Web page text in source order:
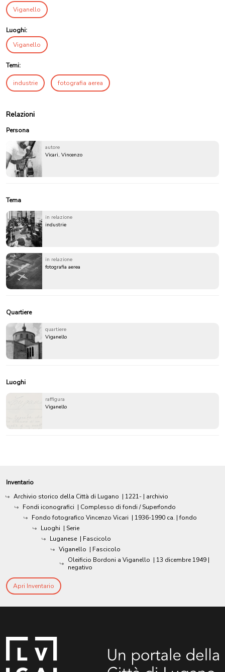
Viganello
Luoghi:
Viganello
Temi:
industrie fotografia aerea
Relazioni
Persona
autore
Vicari, Vincenzo
Tema
in relazione
industrie
in relazione
fotografia aerea
Quartiere
quartiere
Viganello
Luoghi
raffigura
Viganello
Inventario
Archivio storico della Città di Lugano | 1221- | archivio
Fondi iconografici | Complesso di fondi / Superfondo
Fondo fotografico Vincenzo Vicari | 1936-1990 ca. | fondo
Luoghi | Serie
Luganese | Fascicolo
Viganello | Fascicolo
Oleificio Bordoni a Viganello | 13 dicembre 1949 |
negativo
Apri Inventario